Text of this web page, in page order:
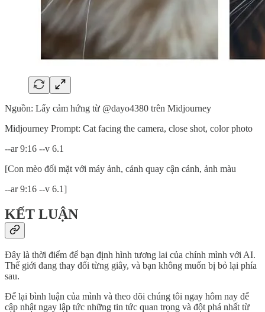
Nguồn: Lấy cảm hứng từ @dayo4380 trên Midjourney
Midjourney Prompt: Cat facing the camera, close shot, color photo
--ar 9:16 --v 6.1
[Con mèo đối mặt với máy ảnh, cảnh quay cận cảnh, ảnh màu
--ar 9:16 --v 6.1]
KẾT LUẬN
Đây là thời điểm để bạn định hình tương lai của chính mình với AI.
Thế giới đang thay đổi từng giây, và bạn không muốn bị bỏ lại phía
sau.
Để lại bình luận của mình và theo dõi chúng tôi ngay hôm nay để
cập nhật ngay lập tức những tin tức quan trọng và đột phá nhất từ